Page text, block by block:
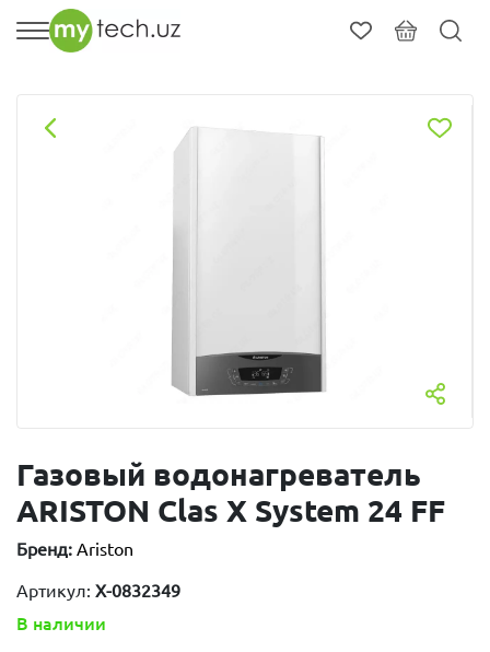
Газовый водонагреватель
ARISTON Clas X System 24 FF
Бренд: Ariston
Артикул: X-0832349
В наличии